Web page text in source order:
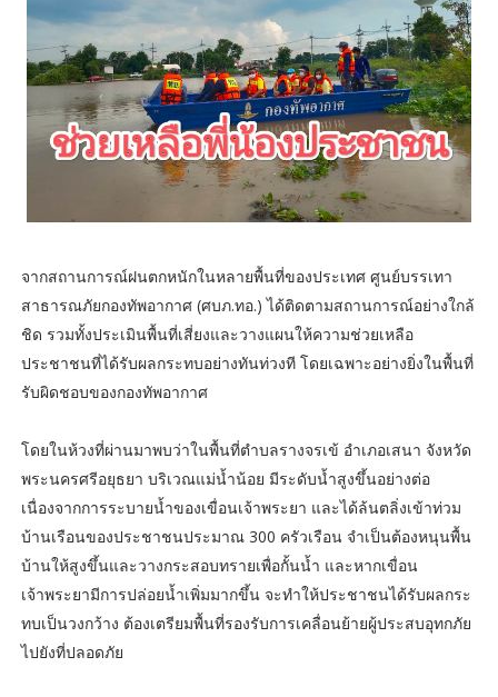
จากสถานการณ์ฝนตกหนักในหลายพื้นที่ของประเทศ ศูนย์บรรเทา
สาธารณภัยกองทัพอากาศ (ศบภ.ทอ.) ได้ติดตามสถานการณ์อย่างใกล้
ชิด รวมทั้งประเมินพื้นที่เสี่ยงและวางแผนให้ความช่วยเหลือ
ประชาชนที่ได้รับผลกระทบอย่างทันท่วงที โดยเฉพาะอย่างยิ่งในพื้นที่
รับผิดชอบของกองทัพอากาศ
โดยในห้วงที่ผ่านมาพบว่าในพื้นที่ตำบลรางจรเข้ อำเภอเสนา จังหวัด
พระนครศรีอยุธยา บริเวณแม่น้ำน้อย มีระดับน้ำสูงขึ้นอย่างต่อ
เนื่องจากการระบายน้ำของเขื่อนเจ้าพระยา และได้ล้นตลิ่งเข้าท่วม
บ้านเรือนของประชาชนประมาณ 300 ครัวเรือน จำเป็นต้องหนุนพื้น
บ้านให้สูงขึ้นและวางกระสอบทรายเพื่อกั้นน้ำ และหากเขื่อน
เจ้าพระยามีการปล่อยน้ำเพิ่มมากขึ้น จะทำให้ประชาชนได้รับผลกระ
ทบเป็นวงกว้าง ต้องเตรียมพื้นที่รองรับการเคลื่อนย้ายผู้ประสบอุทกภัย
ไปยังที่ปลอดภัย